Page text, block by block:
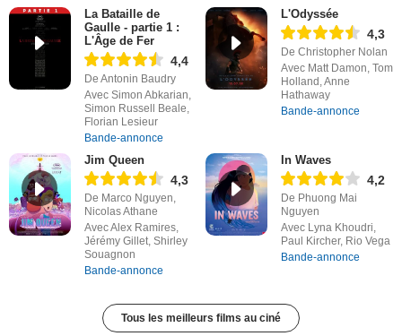
La Bataille de
Gaulle - partie 1 :
L'Âge de Fer
4,4
De Antonin Baudry
Avec Simon Abkarian,
Simon Russell Beale,
Florian Lesieur
Bande-annonce
L'Odyssée
4,3
De Christopher Nolan
Avec Matt Damon, Tom
Holland, Anne
Hathaway
Bande-annonce
Jim Queen
4,3
De Marco Nguyen,
Nicolas Athane
Avec Alex Ramires,
Jérémy Gillet, Shirley
Souagnon
Bande-annonce
In Waves
4,2
De Phuong Mai
Nguyen
Avec Lyna Khoudri,
Paul Kircher, Rio Vega
Bande-annonce
Tous les meilleurs films au ciné